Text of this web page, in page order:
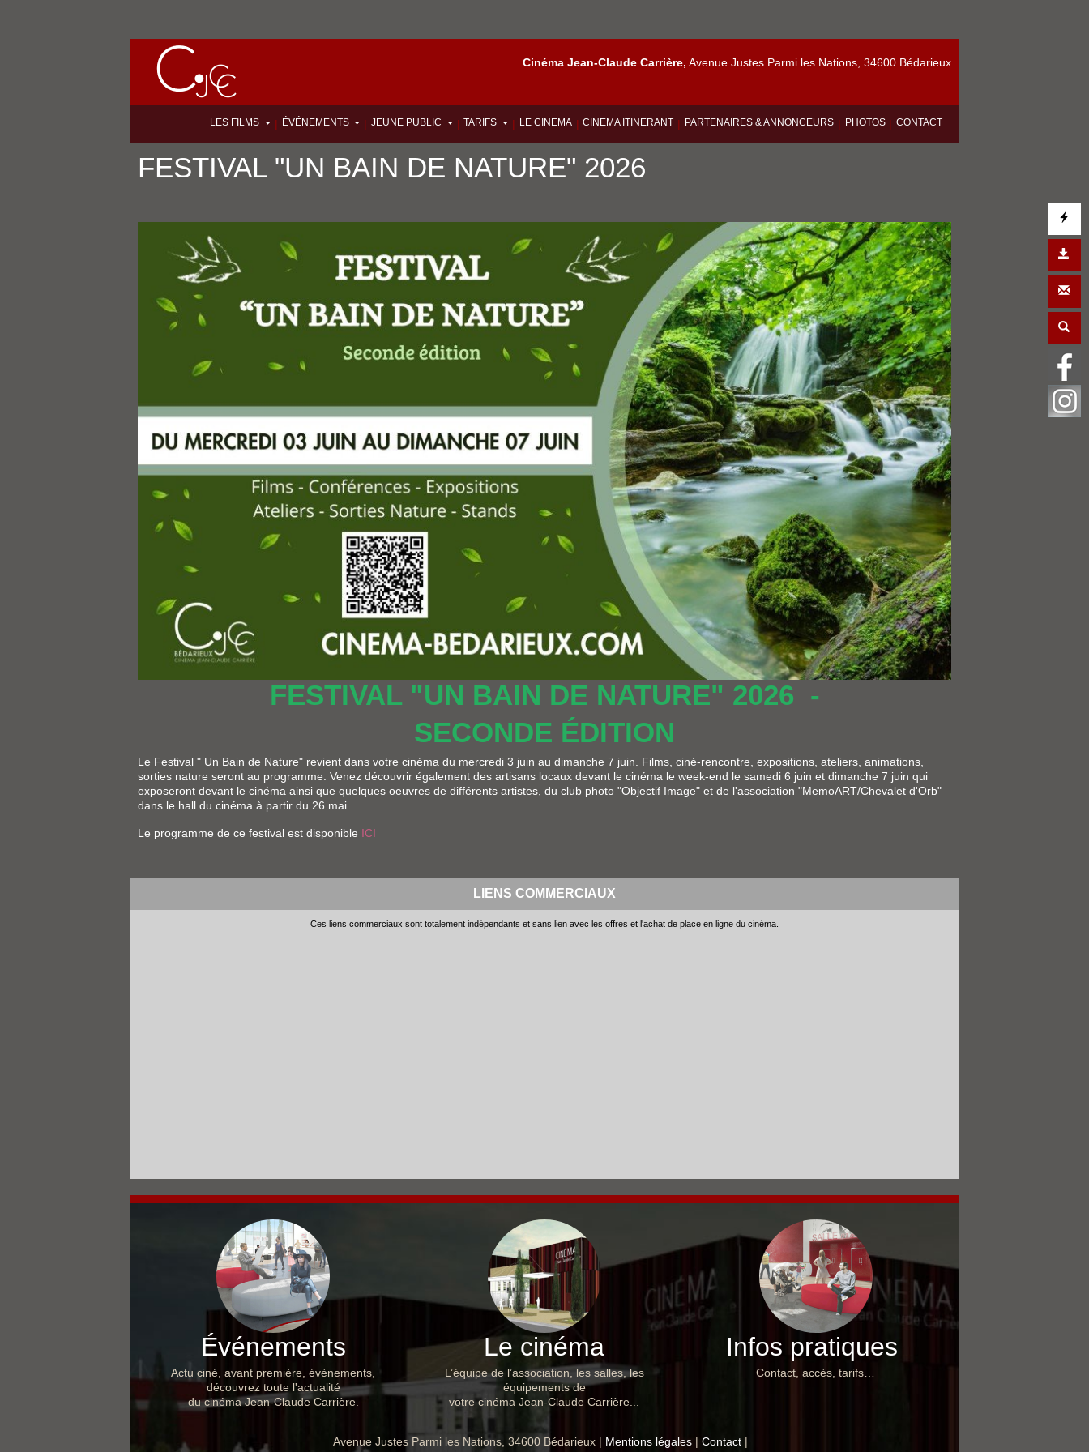
LES FILMS | ÉVÉNEMENTS | JEUNE PUBLIC | TARIFS | LE CINEMA | CINEMA ITINERANT | PARTENAIRES & ANNONCEURS | PHOTOS | CONTACT
Cinéma Jean-Claude Carrière, Avenue Justes Parmi les Nations, 34600 Bédarieux
FESTIVAL "UN BAIN DE NATURE" 2026
FESTIVAL "UN BAIN DE NATURE" 2026 -
SECONDE ÉDITION
Le Festival " Un Bain de Nature" revient dans votre cinéma du mercredi 3 juin au dimanche 7 juin. Films, ciné-rencontre, expositions, ateliers, animations,
sorties nature seront au programme. Venez découvrir également des artisans locaux devant le cinéma le week-end le samedi 6 juin et dimanche 7 juin qui
exposeront devant le cinéma ainsi que quelques oeuvres de différents artistes, du club photo "Objectif Image" et de l'association "MemoART/Chevalet d'Orb"
dans le hall du cinéma à partir du 26 mai.
Le programme de ce festival est disponible ICI
LIENS COMMERCIAUX
Ces liens commerciaux sont totalement indépendants et sans lien avec les offres et l'achat de place en ligne du cinéma.
Événements
Actu ciné, avant première, évènements,
découvrez toute l'actualité
du cinéma Jean-Claude Carrière.
Le cinéma
L’équipe de l’association, les salles, les
équipements de
votre cinéma Jean-Claude Carrière...
Infos pratiques
Contact, accès, tarifs…
Avenue Justes Parmi les Nations, 34600 Bédarieux | Mentions légales | Contact |